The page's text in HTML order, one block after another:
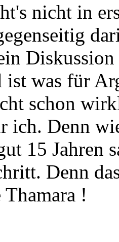
nicht in
was für
schon
ich. Denn
15 Jahren
Denn
!